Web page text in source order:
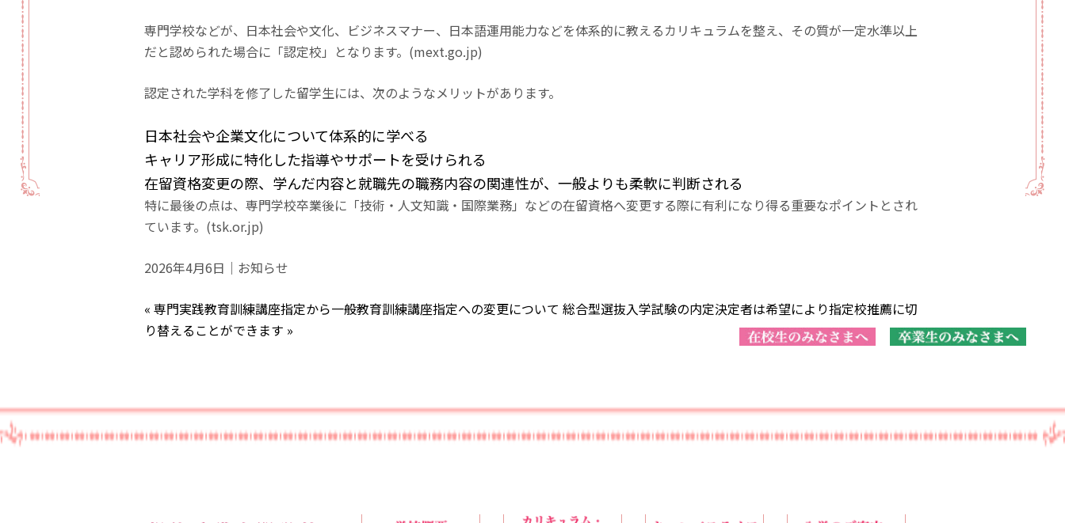
専門学校などが、日本社会や文化、ビジネスマナー、日本語運用能力などを体系的に教えるカリキュラムを整え、その質が一定水準以上
だと認められた場合に「認定校」となります。(mext.go.jp)
認定された学科を修了した留学生には、次のようなメリットがあります。
日本社会や企業文化について体系的に学べる
キャリア形成に特化した指導やサポートを受けられる
在留資格変更の際、学んだ内容と就職先の職務内容の関連性が、一般よりも柔軟に判断される
特に最後の点は、専門学校卒業後に「技術・人文知識・国際業務」などの在留資格へ変更する際に有利になり得る重要なポイントとされ
ています。(tsk.or.jp)
2026年4月6日｜ お知らせ
« 専門実践教育訓練講座指定から一般教育訓練講座指定への変更について 総合型選抜入学試験の内定決定者は希望により指定校推薦に切
り替えることができます »